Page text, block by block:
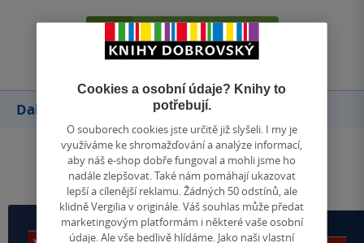
Přidat hodnocení
Další knihy autora
Cookies a osobní údaje? Knihy to
potřebují.
O souborech cookies jste určitě již slyšeli. I my je
využíváme ke shromažďování a analýze informací,
aby náš e-shop dobře fungoval a mohli jsme ho
nadále zlepšovat. Také nám pomáhají ukazovat
lepší a cílenější reklamu. Žádných 50 odstínů, ale
klidně Vergilia v originále. Váš souhlas může předat
marketingovým platformám i některé vaše osobní
údaje. Ale vše bedlivě hlídáme. Jako naši vlastní